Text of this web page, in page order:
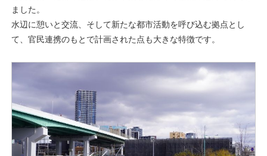
ました。
水辺に憩いと交流、そして新たな都市活動を呼び込む拠点とし
て、官民連携のもとで計画された点も大きな特徴です。